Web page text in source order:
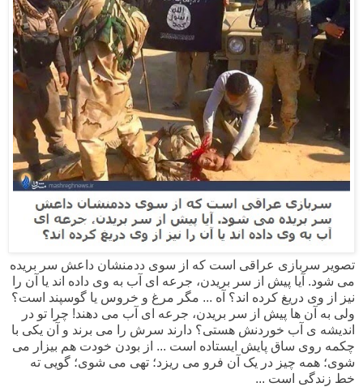
تصویر سربازی عراقی است که از سوی ددمنشان داعش سر بریده
می شود. آیا پیش از سر بریدن، جرعه ای آب به وی داده اند یا آن را
نیز از وی دریغ کرده اند؟ آه ... مگر مرغ و خروس یا گوسپند است؟
ولی به آن ها پیش از سر بریدن، جرعه ای آب می دهند! چرا تو در
اندیشه ی آب خوردنش هستی؟ دارند سرش را می برند و آن یکی با
چکمه روی ساق پایش ایستاده است ... از بودن خودت هم بیزار می
شوی؛ همه چیز در یک آن فرو می ریزد؛ تهی می شوی؛ گویی ته
خط زندگی است ...